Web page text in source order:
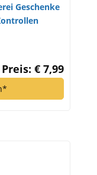
Geschenke
Preis: € 7,99